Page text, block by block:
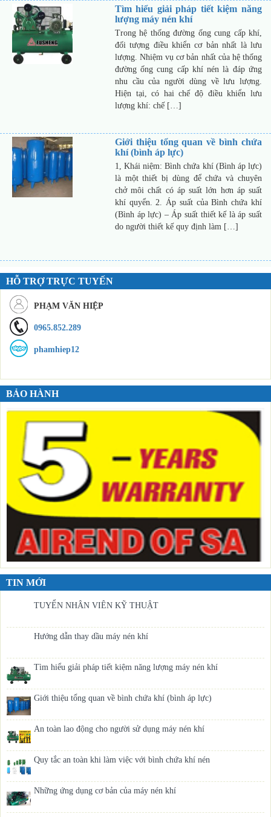
Tìm hiểu giải pháp tiết kiệm năng
lượng máy nén khí
Trong hệ thống đường ống cung cấp khí,
đối tượng điều khiển cơ bản nhất là lưu
lượng. Nhiệm vụ cơ bản nhất của hệ thống
đường ống cung cấp khí nén là đáp ứng
nhu cầu của người dùng về lưu lượng.
Hiện tại, có hai chế độ điều khiển lưu
lượng khí: chế […]
Giới thiệu tổng quan về bình chứa
khí (bình áp lực)
1, Khái niệm: Bình chứa khí (Bình áp lực)
là một thiết bị dùng để chứa và chuyên
chở môi chất có áp suất lớn hơn áp suất
khí quyển. 2. Áp suất của Bình chứa khí
(Bình áp lực) – Áp suất thiết kế là áp suất
do người thiết kế quy định làm […]
HỖ TRỢ TRỰC TUYẾN
PHẠM VĂN HIỆP
0965.852.289
phamhiep12
BẢO HÀNH
TIN MỚI
TUYỂN NHÂN VIÊN KỸ THUẬT
Hướng dẫn thay dầu máy nén khí
Tìm hiểu giải pháp tiết kiệm năng lượng máy nén khí
Giới thiệu tổng quan về bình chứa khí (bình áp lực)
An toàn lao động cho người sử dụng máy nén khí
Quy tắc an toàn khi làm việc với bình chứa khí nén
Những ứng dụng cơ bản của máy nén khí